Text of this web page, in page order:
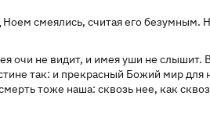
смеялись, считая его безумным.
очи не видит, и имея уши не
так: и прекрасный Божий мир для
тоже наша: сквозь нее, как